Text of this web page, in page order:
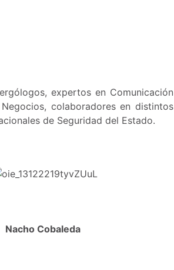
expertos en Comunicación
colaboradores en distintos
de Seguridad del Estado.
Nacho Cobaleda